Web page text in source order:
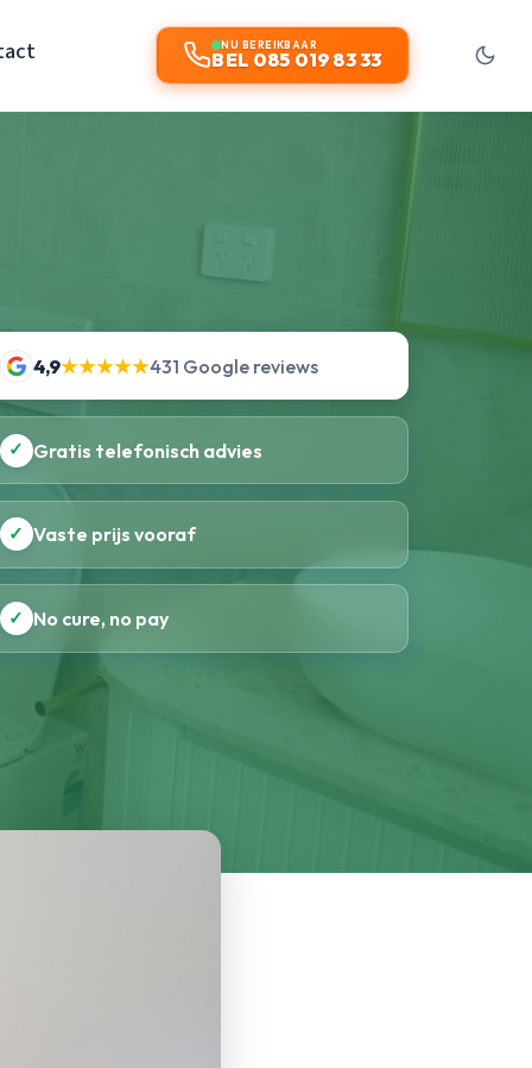
NU BEREIKBAAR
BEL 085 019 83 33
4,9★★★★★431 Google reviews
✓ Gratis telefonisch advies
✓ Vaste prijs vooraf
✓ No cure, no pay